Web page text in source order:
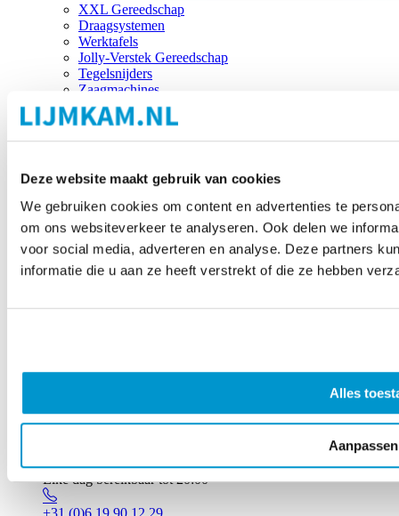
Deze website maakt gebruik van cookies
We gebruiken cookies om content en advertenties te
om ons websiteverkeer te analyseren. Ook delen we
voor social media, adverteren en analyse. Deze partners
informatie die u aan ze heeft verstrekt of die ze hebben
Alles
Aanpassen
XXL Gereedschap
Draagsystemen
Werktafels
Jolly-Verstek Gereedschap
Tegelsnijders
Zaagmachines
Merken
Elke dag bereikbaar tot 20:00